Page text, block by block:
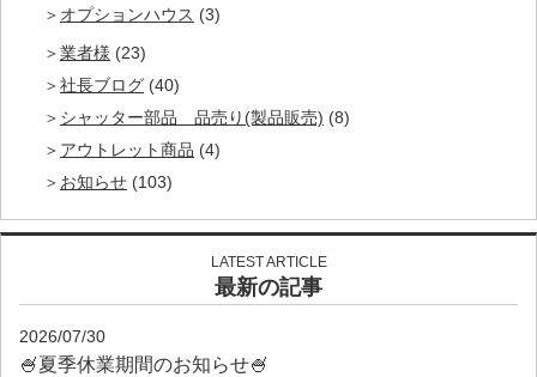
オプションハウス (3)
業者様 (23)
社長ブログ (40)
シャッター部品 品売り(製品販売) (8)
アウトレット商品 (4)
お知らせ (103)
LATEST ARTICLE
最新の記事
2026/07/30
🍧夏季休業期間のお知らせ🍧